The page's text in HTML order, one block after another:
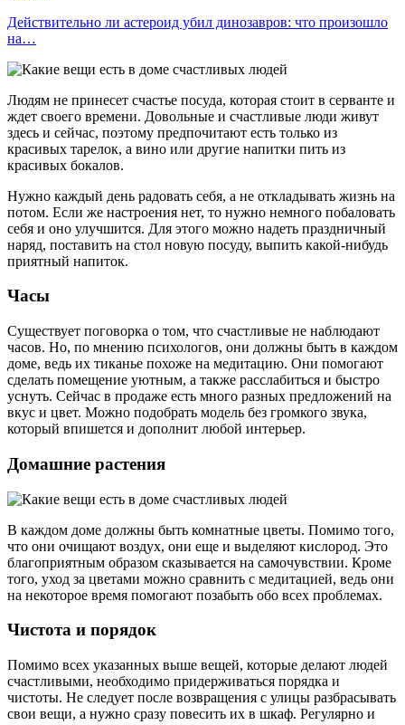
Действительно ли астероид убил динозавров: что произошло
на…
Людям не принесет счастье посуда, которая стоит в серванте и
ждет своего времени. Довольные и счастливые люди живут
здесь и сейчас, поэтому предпочитают есть только из
красивых тарелок, а вино или другие напитки пить из
красивых бокалов.
Нужно каждый день радовать себя, а не откладывать жизнь на
потом. Если же настроения нет, то нужно немного побаловать
себя и оно улучшится. Для этого можно надеть праздничный
наряд, поставить на стол новую посуду, выпить какой-нибудь
приятный напиток.
Часы
Существует поговорка о том, что счастливые не наблюдают
часов. Но, по мнению психологов, они должны быть в каждом
доме, ведь их тиканье похоже на медитацию. Они помогают
сделать помещение уютным, а также расслабиться и быстро
уснуть. Сейчас в продаже есть много разных предложений на
вкус и цвет. Можно подобрать модель без громкого звука,
который впишется и дополнит любой интерьер.
Домашние растения
В каждом доме должны быть комнатные цветы. Помимо того,
что они очищают воздух, они еще и выделяют кислород. Это
благоприятным образом сказывается на самочувствии. Кроме
того, уход за цветами можно сравнить с медитацией, ведь они
на некоторое время помогают позабыть обо всех проблемах.
Чистота и порядок
Помимо всех указанных выше вещей, которые делают людей
счастливыми, необходимо придерживаться порядка и
чистоты. Не следует после возвращения с улицы разбрасывать
свои вещи, а нужно сразу повесить их в шкаф. Регулярно и